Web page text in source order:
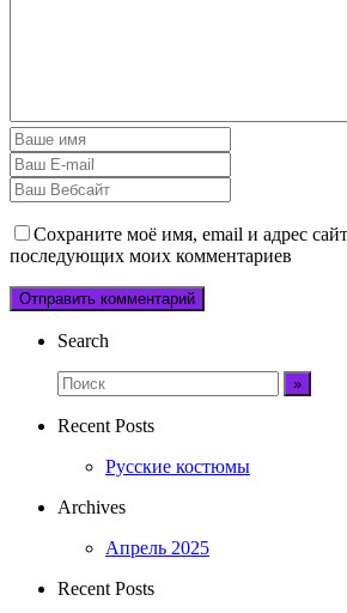
Сохраните моё имя, email и адрес
последующих моих комментариев
Search
Recent Posts
Русские костюмы
Archives
Апрель 2025
Recent Posts